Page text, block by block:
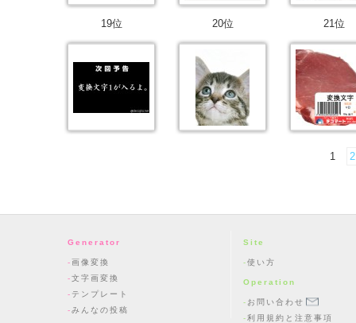
19位 20位 21位
1 2
Generator
画像変換
文字画変換
テンプレート
みんなの投稿
Site
使い方
Operation
お問い合わせ
利用規約と注意事項